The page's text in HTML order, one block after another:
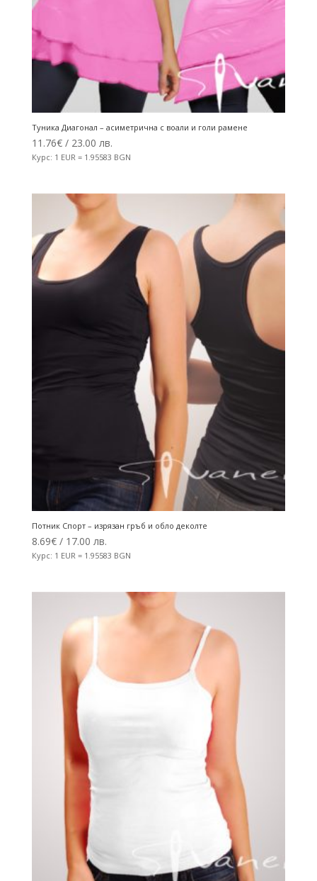
Туника Диагонал – асиметрична с воали и голи рамене
11.76€/ 23.00 лв.
Курс: 1 EUR = 1.95583 BGN
Потник Спорт – изрязан гръб и обло деколте
8.69€/ 17.00 лв.
Курс: 1 EUR = 1.95583 BGN